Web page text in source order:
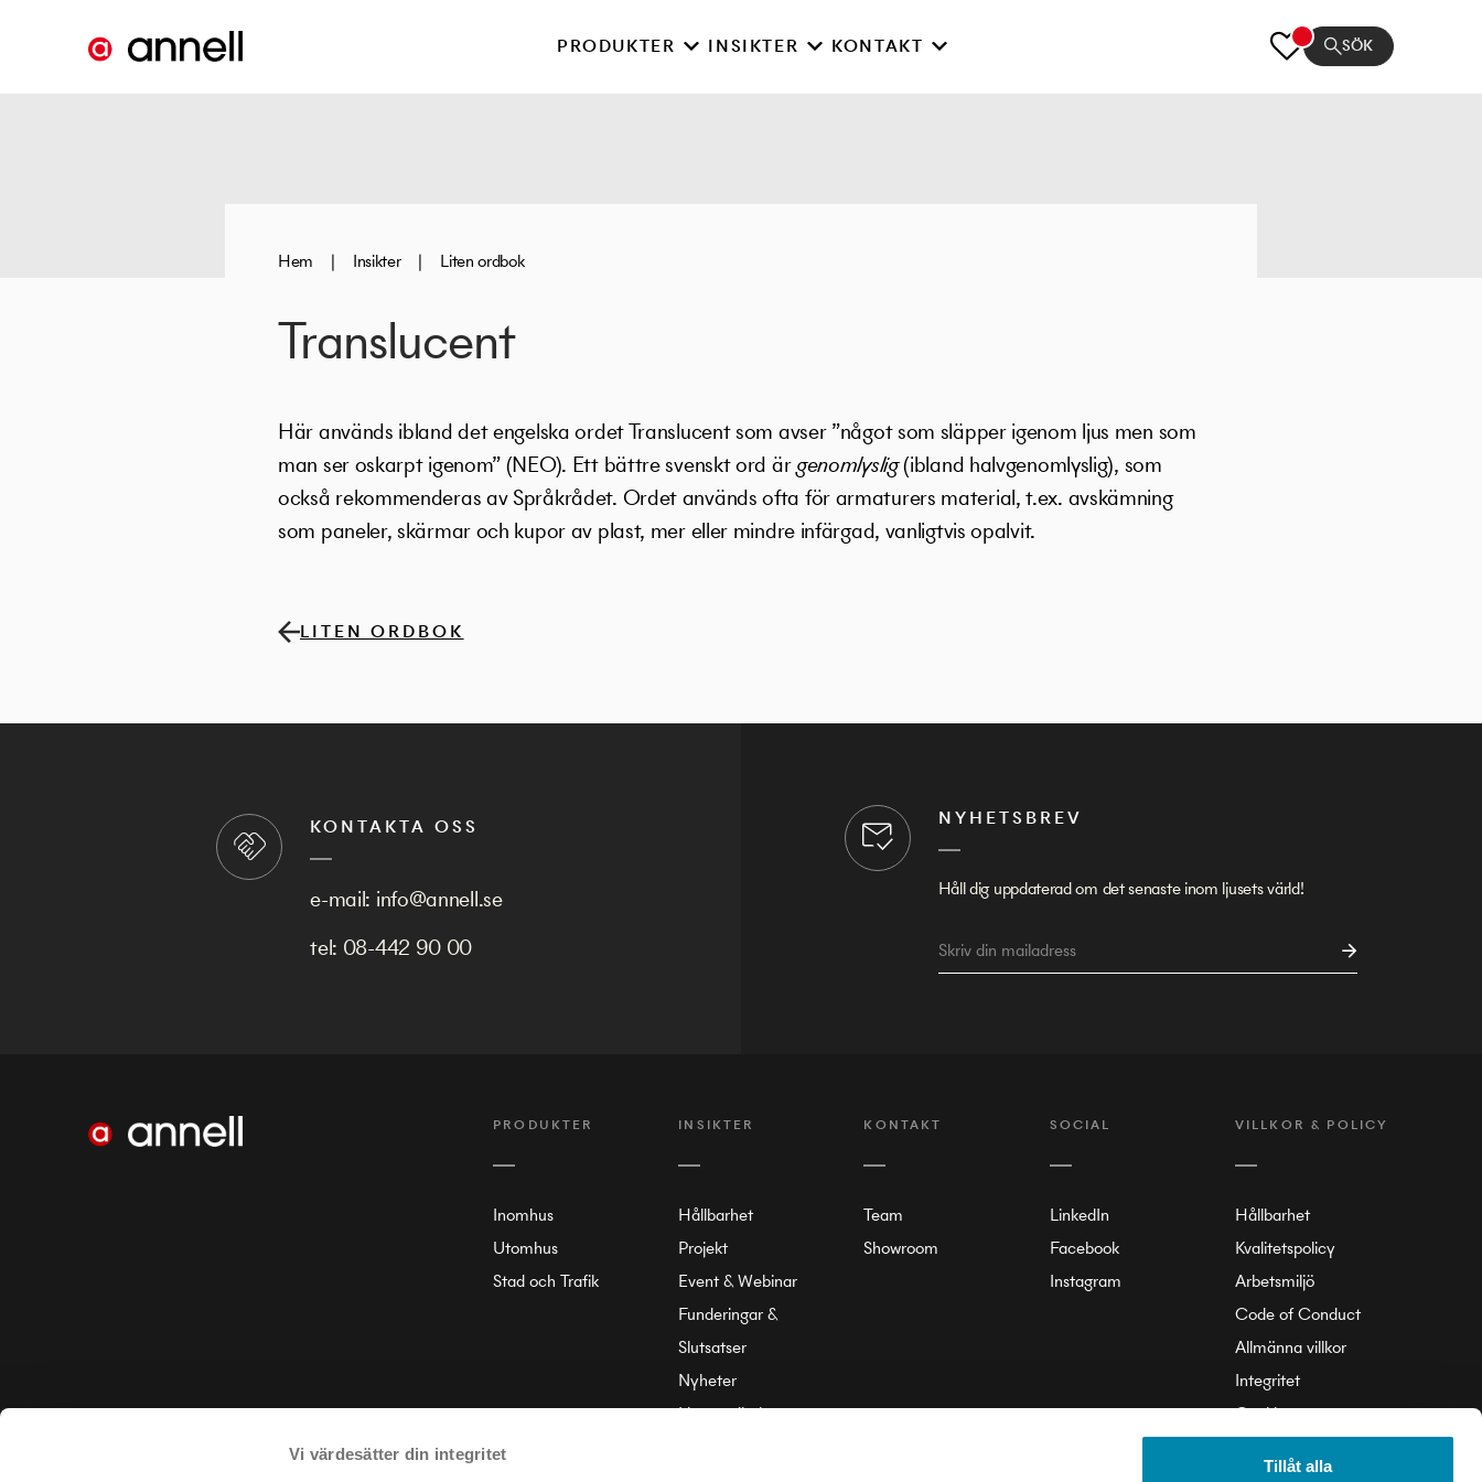
Vi värdesätter din integritet
Tillåt alla
PRODUKTER INSIKTER KONTAKT SÖK
Hem | Insikter | Liten ordbok
Translucent
Här används ibland det engelska ordet Translucent som avser ”något som släpper igenom ljus men som
man ser oskarpt igenom” (NEO). Ett bättre svenskt ord ärgenomlyslig(ibland halvgenomlyslig), som
också rekommenderas av Språkrådet. Ordet används ofta för armaturers material, t.ex. avskämning
som paneler, skärmar och kupor av plast, mer eller mindre infärgad, vanligtvis opalvit.
LITEN ORDBOK
KONTAKTA OSS
e-mail: info@annell.se
tel: 08-442 90 00
NYHETSBREV
Håll dig uppdaterad om det senaste inom ljusets värld!
PRODUKTER
Inomhus
Utomhus
Stad och Trafik
INSIKTER
Hållbarhet
Projekt
Event & Webinar
Funderingar &
Slutsatser
Nyheter
Liten ordbok
KONTAKT
Team
Showroom
SOCIAL
LinkedIn
Facebook
Instagram
VILLKOR & POLICY
Hållbarhet
Kvalitetspolicy
Arbetsmiljö
Code of Conduct
Allmänna villkor
Integritet
Cookie